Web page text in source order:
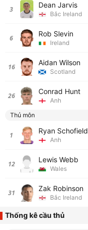
3 Dean Jarvis
Bắc Ireland
6 Rob Slevin
Ireland
16 Aidan Wilson
Scotland
26 Conrad Hunt
Anh
Thủ môn
1 Ryan Schofield
Anh
12 Lewis Webb
Wales
31 Zak Robinson
Bắc Ireland
Thống kê cầu thủ